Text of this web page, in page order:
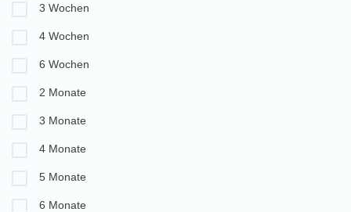
3 Wochen
4 Wochen
6 Wochen
2 Monate
3 Monate
4 Monate
5 Monate
6 Monate